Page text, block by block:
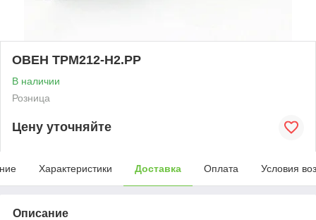
ОВЕН ТРМ212-Н2.РР
В наличии
Розница
Цену уточняйте
Характеристики Доставка Оплата Условия
Описание